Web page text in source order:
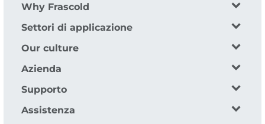
Why Frascold
Settori di applicazione
Our culture
Azienda
Supporto
Assistenza